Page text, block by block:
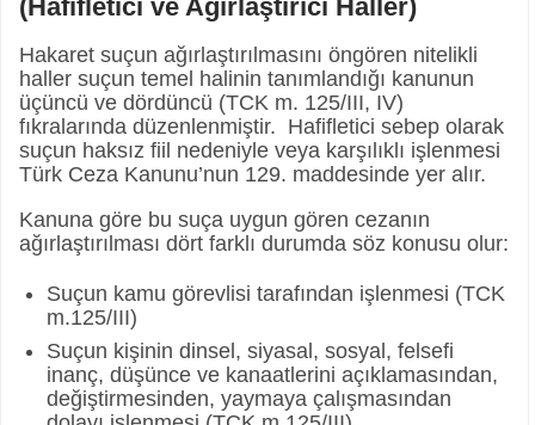
(Hafifletici ve Ağırlaştırıcı Haller)
Hakaret suçun ağırlaştırılmasını öngören nitelikli
haller suçun temel halinin tanımlandığı kanunun
üçüncü ve dördüncü (TCK m. 125/III, IV)
fıkralarında düzenlenmiştir. Hafifletici sebep olarak
suçun haksız fiil nedeniyle veya karşılıklı işlenmesi
Türk Ceza Kanunu’nun 129. maddesinde yer alır.
Kanuna göre bu suça uygun gören cezanın
ağırlaştırılması dört farklı durumda söz konusu olur:
Suçun kamu görevlisi tarafından işlenmesi (TCK
m.125/III)
Suçun kişinin dinsel, siyasal, sosyal, felsefi
inanç, düşünce ve kanaatlerini açıklamasından,
değiştirmesinden, yaymaya çalışmasından